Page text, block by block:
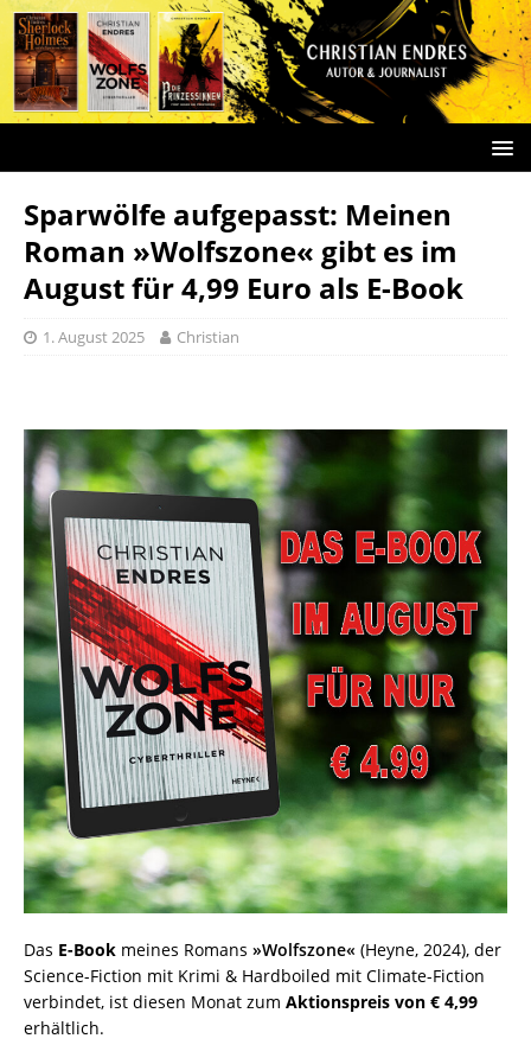
Sparwölfe aufgepasst: Meinen
Roman »Wolfszone« gibt es im
August für 4,99 Euro als E-Book
1. August 2025 Christian
Das E-Book meines Romans »Wolfszone« (Heyne, 2024), der
Science-Fiction mit Krimi & Hardboiled mit Climate-Fiction
verbindet, ist diesen Monat zum Aktionspreis von € 4,99
erhältlich.